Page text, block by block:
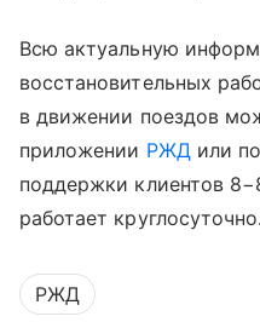
Всю актуальную
восстановительных
в движении поездов
приложении РЖДили
поддержки клиентов
работает круглосуточно.
РЖД